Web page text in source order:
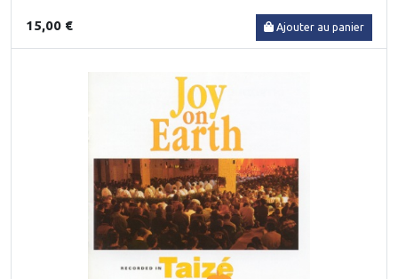
15,00 € Ajouter au panier